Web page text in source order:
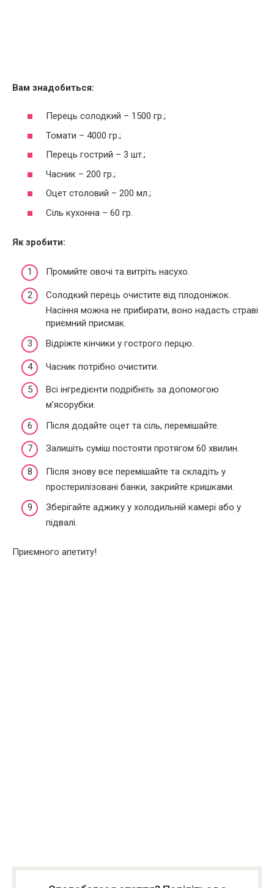
Вам знадобиться:
Перець солодкий – 1500 гр.;
Томати – 4000 гр.;
Перець гострий – 3 шт.;
Часник – 200 гр.;
Оцет столовий – 200 мл.;
Сіль кухонна – 60 гр.
Як зробити:
Промийте овочі та витріть насухо.
Солодкий перець очистите від плодоніжок.
Насіння можна не прибирати, воно надасть страві
приємний присмак.
Відріжте кінчики у гострого перцю.
Часник потрібно очистити.
Всі інгредієнти подрібніть за допомогою
м’ясорубки.
Після додайте оцет та сіль, перемішайте.
Залишіть суміш постояти протягом 60 хвилин.
Після знову все перемішайте та складіть у
простерилізовані банки, закрийте кришками.
Зберігайте аджику у холодильній камері або у
підвалі.
Приємного апетиту!